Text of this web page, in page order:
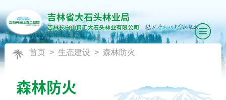
首页> 生态建设 > 森林防火
森林防火